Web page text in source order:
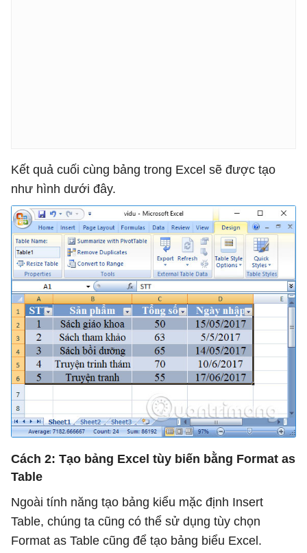
Kết quả cuối cùng bảng trong Excel sẽ được tạo
như hình dưới đây.
Cách 2: Tạo bảng Excel tùy biến bằng Format as
Table
Ngoài tính năng tạo bảng kiểu mặc định Insert
Table, chúng ta cũng có thể sử dụng tùy chọn
Format as Table cũng để tạo bảng biểu Excel.